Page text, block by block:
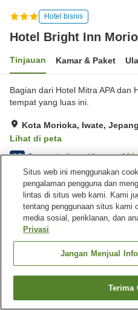
Hotel bisnis
Hotel Bright Inn
Tinjauan Kamar & Paket
Bagian dari Hotel Mitra APA dan
tempat yang luas ini.
Kota Morioka, Iwate, Jepang
Lihat di peta
4.2 Sangat baik Ulasan:631
Fasilitas properti
Tempat parkir
Restoran
Jepang Iwate
Hotel Bright Inn Morioka
Cari
Situs web ini menggunakan
pengalaman pengguna dan
lintas di situs web kami. Kami
tentang penggunaan situs kami
media sosial, periklanan, dan
Privasi
Jangan Menjual
Terima